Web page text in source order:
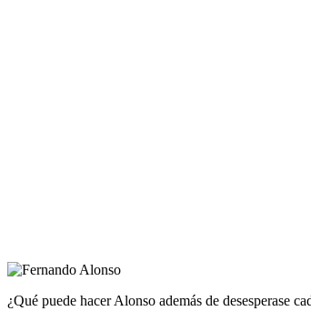
¿Qué puede hacer Alonso además de desesperase